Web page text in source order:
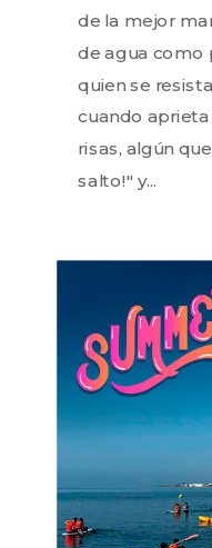
de la mejor
de agua como
quien se
cuando aprieta
risas, algún
salto!" y...